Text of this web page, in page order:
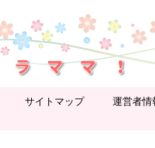
サイトマップ 運営者情